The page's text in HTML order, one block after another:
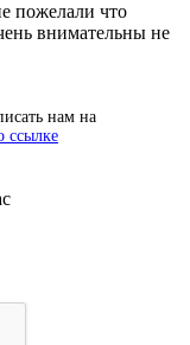
пожелали что
внимательны не
нам на
ссылке